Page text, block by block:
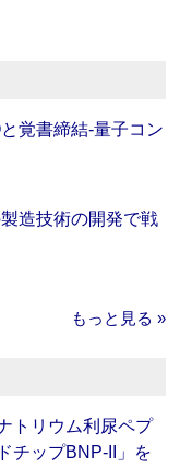
覚書締結‐量子コン
造技術の開発で戦
もっと見る »
トリウム利尿ペプ
チップBNP-II」を